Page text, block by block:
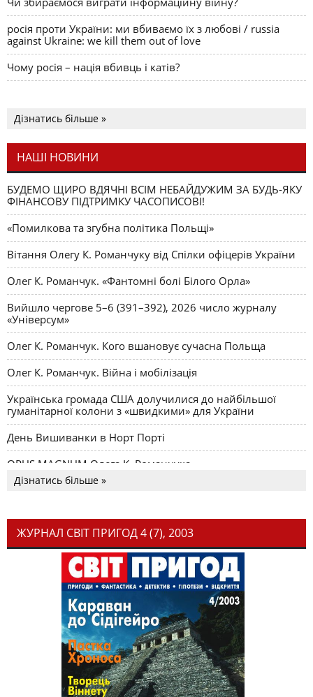
росія проти України: ми вбиваємо їх з любові / russia
against Ukraine: we kill them out of love
Чому росія – нація вбивць і катів?
Дізнатись більше »
НАШІ НОВИНИ
БУДЕМО ЩИРО ВДЯЧНІ ВСІМ НЕБАЙДУЖИМ ЗА БУДЬ-ЯКУ
ФІНАНСОВУ ПІДТРИМКУ ЧАСОПИСОВІ!
«Помилкова та згубна політика Польщі»
Вітання Олегу К. Романчуку від Спілки офіцерів України
Олег К. Романчук. «Фантомні болі Білого Орла»
Вийшло чергове 5–6 (391–392), 2026 число журналу
«Універсум»
Олег К. Романчук. Кого вшановує сучасна Польща
Олег К. Романчук. Війна і мобілізація
Українська громада США долучилися до найбільшої
гуманітарної колони з «швидкими» для України
День Вишиванки в Норт Порті
OPUS MAGNUM Олега К. Романчука
Дізнатись більше »
ЖУРНАЛ СВІТ ПРИГОД 4 (7), 2003